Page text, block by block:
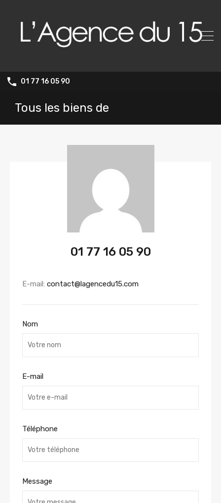
01 77 16 05 90
Tous les biens de
01 77 16 05 90
E-mail: contact@lagencedu15.com
Nom
E-mail
Téléphone
Message